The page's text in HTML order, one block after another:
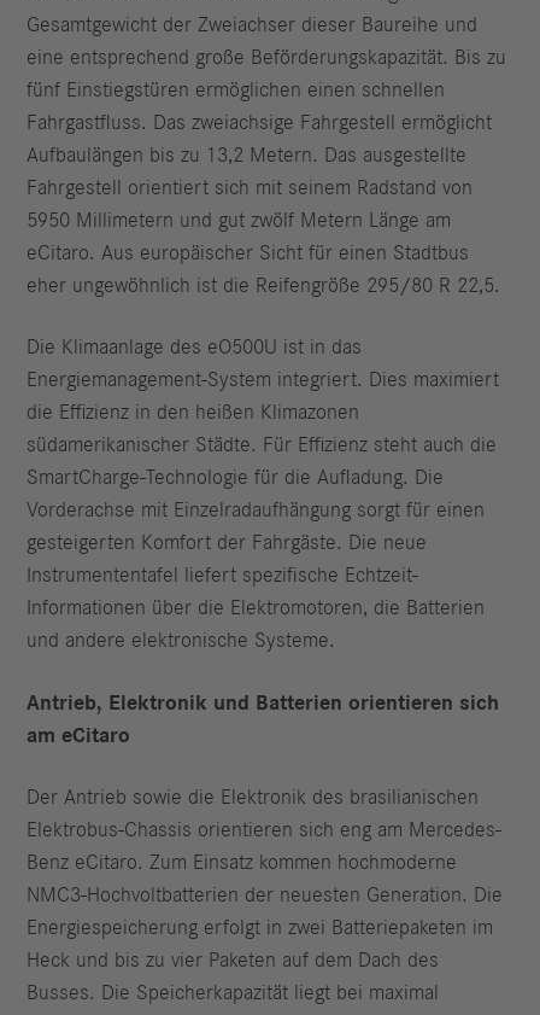
Gesamtgewicht der Zweiachser dieser Baureihe und
eine entsprechend große Beförderungskapazität. Bis zu
fünf Einstiegstüren ermöglichen einen schnellen
Fahrgastfluss. Das zweiachsige Fahrgestell ermöglicht
Aufbaulängen bis zu 13,2 Metern. Das ausgestellte
Fahrgestell orientiert sich mit seinem Radstand von
5950 Millimetern und gut zwölf Metern Länge am
eCitaro. Aus europäischer Sicht für einen Stadtbus
eher ungewöhnlich ist die Reifengröße 295/80 R 22,5.
Die Klimaanlage des eO500U ist in das
Energiemanagement-System integriert. Dies maximiert
die Effizienz in den heißen Klimazonen
südamerikanischer Städte. Für Effizienz steht auch die
SmartCharge-Technologie für die Aufladung. Die
Vorderachse mit Einzelradaufhängung sorgt für einen
gesteigerten Komfort der Fahrgäste. Die neue
Instrumententafel liefert spezifische Echtzeit-
Informationen über die Elektromotoren, die Batterien
und andere elektronische Systeme.
Antrieb, Elektronik und Batterien orientieren sich
am eCitaro
Der Antrieb sowie die Elektronik des brasilianischen
Elektrobus-Chassis orientieren sich eng am Mercedes-
Benz eCitaro. Zum Einsatz kommen hochmoderne
NMC3-Hochvoltbatterien der neuesten Generation. Die
Energiespeicherung erfolgt in zwei Batteriepaketen im
Heck und bis zu vier Paketen auf dem Dach des
Busses. Die Speicherkapazität liegt bei maximal